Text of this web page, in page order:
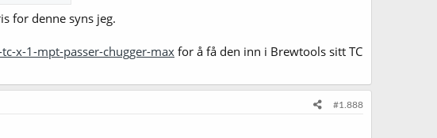
for denne syns jeg.
x-1-mpt-passer-chugger-maxfor å få den inn i Brewtools sitt TC
#1.888